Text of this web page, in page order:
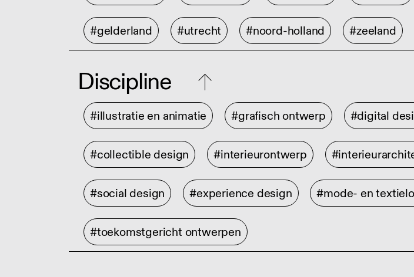
#gelderland #utrecht #noord-holland #zeeland
Discipline
#illustratie en animatie #grafisch ontwerp #digital
#collectible design #interieurontwerp
#social design #experience design #mode- en
#toekomstgericht ontwerpen